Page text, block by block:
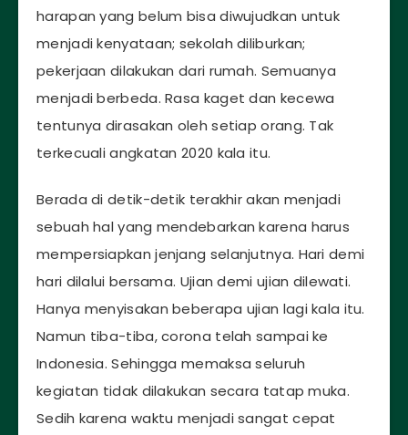
harapan yang belum bisa diwujudkan untuk
menjadi kenyataan; sekolah diliburkan;
pekerjaan dilakukan dari rumah. Semuanya
menjadi berbeda. Rasa kaget dan kecewa
tentunya dirasakan oleh setiap orang. Tak
terkecuali angkatan 2020 kala itu.
Berada di detik-detik terakhir akan menjadi
sebuah hal yang mendebarkan karena harus
mempersiapkan jenjang selanjutnya. Hari demi
hari dilalui bersama. Ujian demi ujian dilewati.
Hanya menyisakan beberapa ujian lagi kala itu.
Namun tiba-tiba, corona telah sampai ke
Indonesia. Sehingga memaksa seluruh
kegiatan tidak dilakukan secara tatap muka.
Sedih karena waktu menjadi sangat cepat